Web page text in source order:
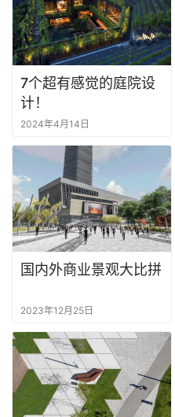
空
间
设
计
工
业
计
网
页
U
计
大
赛
登录
7个超有感觉的庭院设
计！
2024年4月14日
国内外商业景观大比拼
2023年12月25日